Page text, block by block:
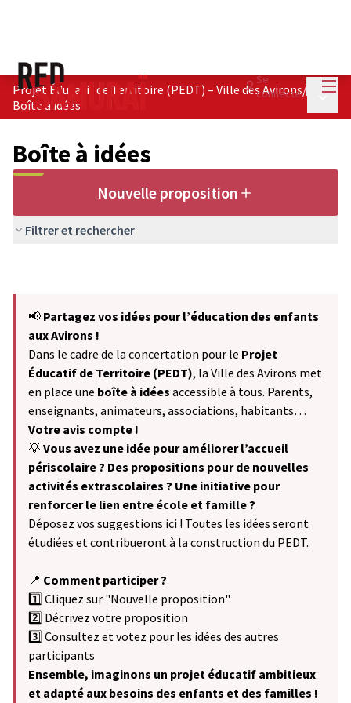
Se
connecter
Projet Éducatif de Territoire (PEDT) – Ville des Avirons/
Boîte à idées
Boîte à idées
Nouvelle proposition
Filtrer et rechercher
📢 Partagez vos idées pour l’éducation des enfants
aux Avirons !
Dans le cadre de la concertation pour le Projet
Éducatif de Territoire (PEDT), la Ville des Avirons met
en place une boîte à idées accessible à tous. Parents,
enseignants, animateurs, associations, habitants…
Votre avis compte !
💡Vous avez une idée pour améliorer l’accueil
périscolaire ? Des propositions pour de nouvelles
activités extrascolaires ? Une initiative pour
renforcer le lien entre école et famille ?
Déposez vos suggestions ici ! Toutes les idées seront
étudiées et contribueront à la construction du PEDT.
📍 Comment participer ?
1️⃣ Cliquez sur "Nouvelle proposition"
2️⃣ Décrivez votre proposition
3️⃣ Consultez et votez pour les idées des autres
participants
Ensemble, imaginons un projet éducatif ambitieux
et adapté aux besoins des enfants et des familles !